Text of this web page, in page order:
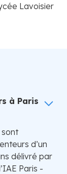
Lavoisier
à Paris
sont
d’un
délivré par
Paris -